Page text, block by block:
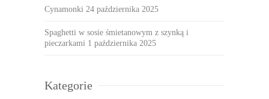
Cynamonki 24 października 2025
Spaghetti w sosie śmietanowym z szynką i
pieczarkami 1 października 2025
Kategorie